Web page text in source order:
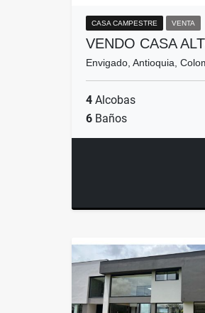
CASA CAMPESTRE VENTA
VENDO CASA
Envigado, Antioquia,
4 Alcobas
6 Baños